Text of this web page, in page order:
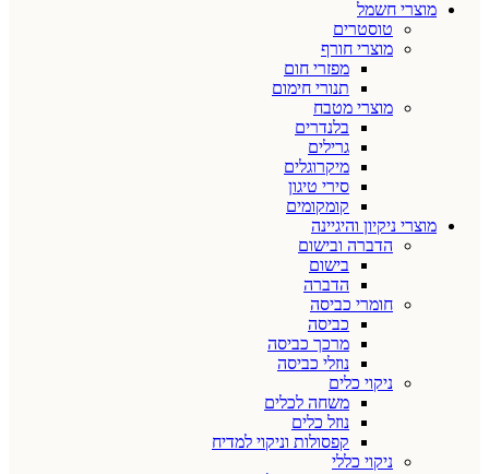
מוצרי חשמל
טוסטרים
מוצרי חורף
מפזרי חום
תנורי חימום
מוצרי מטבח
בלנדרים
גרילים
מיקרוגלים
סירי טיגון
קומקומים
מוצרי ניקיון והיגיינה
הדברה ובישום
בישום
הדברה
חומרי כביסה
כביסה
מרכך כביסה
נוזלי כביסה
ניקוי כלים
משחה לכלים
נוזל כלים
קפסולות וניקוי למדיח
ניקוי כללי